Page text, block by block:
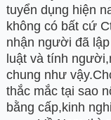
tuyển dụng hiện
không có bất cứ
nhận người đã
luật và tính
chung như
thắc mắc tại sao
bằng cấp,kinh